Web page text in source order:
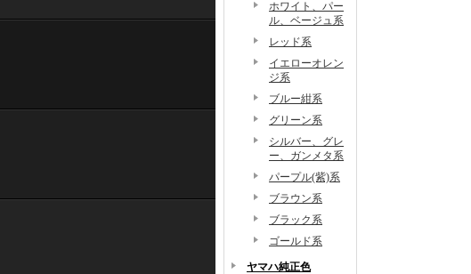
ホワイト、パー
ル、ベージュ系
レッド系
イエローオレン
ジ系
ブルー紺系
グリーン系
シルバー、グレ
ー、ガンメタ系
パープル(紫)系
ブラウン系
ブラック系
ゴールド系
ヤマハ純正色